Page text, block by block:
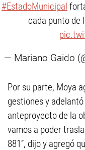
#EstadoMunicipal
cada punto de
— Mariano Gaido
Por su parte, Moya
gestiones y
anteproyecto de la
vamos a poder
881”, dijo y agregó